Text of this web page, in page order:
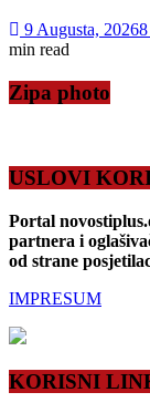
9 Augusta, 2026
min read
Zipa photo
USLOVI
Portal
partnera i
od strane
IMPRESUM
KORISNI